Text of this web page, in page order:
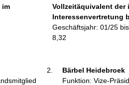
f
o
r
m
im
Vollzeitäquivalent der
Interessenvertretung
Geschäftsjahr: 01/25
8,32
Bärbel Heidebroek
Funktion: Vize-